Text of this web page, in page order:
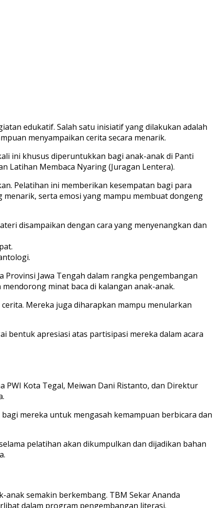
edukatif. Salah satu inisiatif yang dilakukan adalah
menyampaikan cerita secara menarik.
ini khusus diperuntukkan bagi anak-anak di Panti
Latihan Membaca Nyaring (Juragan Lentera).
Pelatihan ini memberikan kesempatan bagi para
serta emosi yang mampu membuat dongeng
disampaikan dengan cara yang menyenangkan dan
Jawa Tengah dalam rangka pengembangan
minat baca di kalangan anak-anak.
Mereka juga diharapkan mampu menularkan
bentuk apresiasi atas partisipasi mereka dalam acara
Kota Tegal, Meiwan Dani Ristanto, dan Direktur
mereka untuk mengasah kemampuan berbicara dan
pelatihan akan dikumpulkan dan dijadikan bahan
semakin berkembang. TBM Sekar Ananda
dalam program pengembangan literasi.